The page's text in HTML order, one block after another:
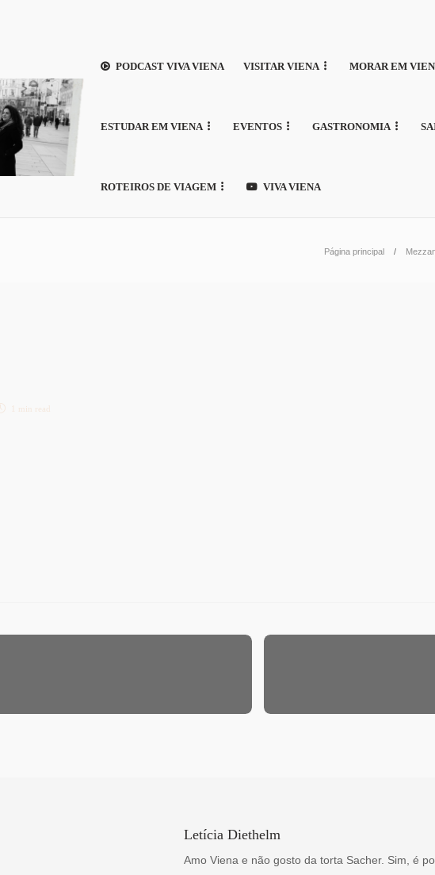
PODCAST VIVA VIENA VISITAR VIENA MORAR EM
ESTUDAR EM VIENA EVENTOS GASTRONOMIA
ROTEIROS DE VIAGEM VIVA VIENA
Página principal
1 min read
Letícia Diethelm
Amo Viena e não gosto da torta Sacher. Sim, é